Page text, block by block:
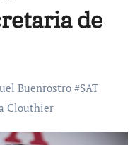
de
Buenrostro#SAT
Clouthier